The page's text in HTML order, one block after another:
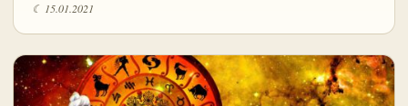
☾ 15.01.2021